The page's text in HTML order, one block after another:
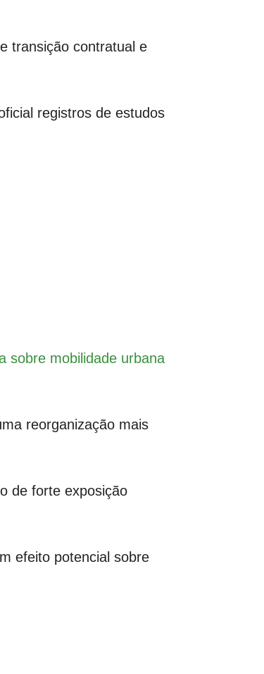
transição contratual e
registros de estudos
sobre mobilidade urbana
reorganização mais
de forte exposição
efeito potencial sobre